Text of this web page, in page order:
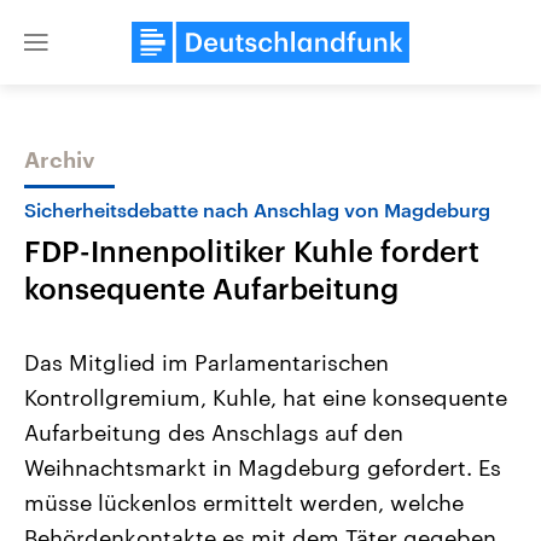
Close
Themen
Landtagswahl Sachsen-Anhalt
2026
Alle Informationen
Sachsen-Anhalt wählt am 6.
September 2026 einen neuen
Landtag. Seit 2021 wird das
Bundesland von einer Koalition aus
USA
Aktuelle Beiträge,
Hintergründe
Wirtschaftlich und
gehören die Vereinigten
den mächtigsten Ländern
mit großem Einfluss auf
Archiv
Sicherheitsdebatte nach Anschlag von Magdeburg
FDP-Innenpolitiker Kuhle fordert
konsequente Aufarbeitung
Das Mitglied im Parlamentarischen
Kontrollgremium, Kuhle, hat eine konsequente
Aufarbeitung des Anschlags auf den
Weihnachtsmarkt in Magdeburg gefordert. Es
müsse lückenlos ermittelt werden, welche